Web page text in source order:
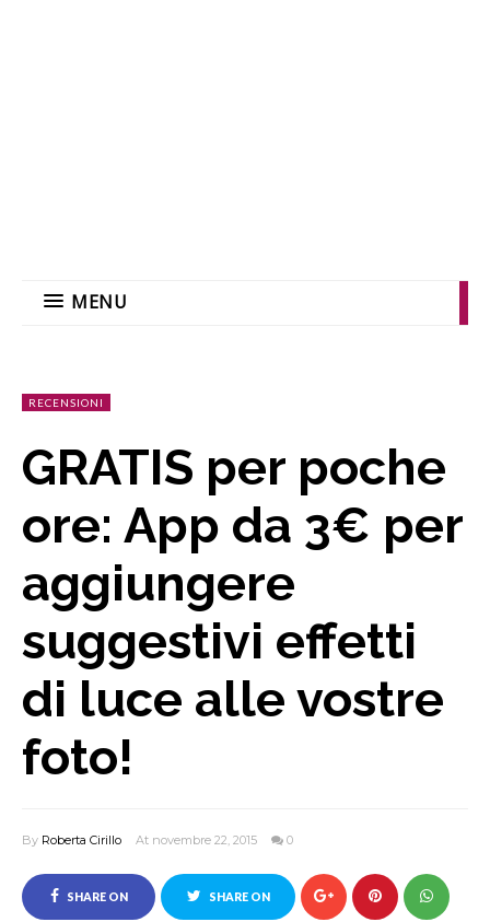
MENU
RECENSIONI
GRATIS per poche
ore: App da 3€ per
aggiungere
suggestivi effetti
di luce alle vostre
foto!
By Roberta Cirillo At novembre 22, 2015 0
SHARE ON SHARE ON